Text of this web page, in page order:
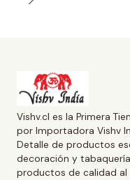
Vishv.cl es la Primera
por Importadora Vishv
Detalle de productos
decoración y
productos de calidad al